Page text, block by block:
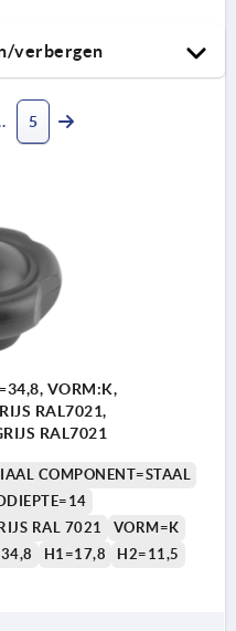
verbergen
5
VORM:K,
RAL7021,
RAL7021
COMPONENT=STAAL
RAL 7021
VORM=K
H1=17,8 H2=11,5